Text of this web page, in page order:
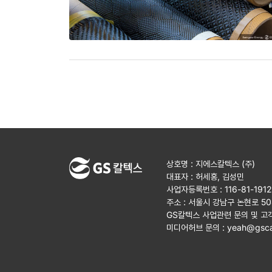
상호명 : 지에스칼텍스 (주)
대표자 : 허세홍, 김성민
사업자등록번호 : 116-81-
주소 : 서울시 강남구 논현로
GS칼텍스 사업관련 문의 및 고
미디어허브 문의 :